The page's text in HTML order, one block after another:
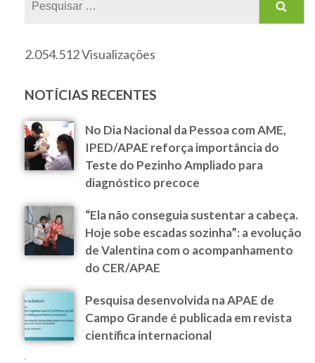
2.054.512 Visualizações
NOTÍCIAS RECENTES
No Dia Nacional da Pessoa com AME,
IPED/APAE reforça importância do
Teste do Pezinho Ampliado para
diagnóstico precoce
“Ela não conseguia sustentar a cabeça.
Hoje sobe escadas sozinha”: a evolução
de Valentina com o acompanhamento
do CER/APAE
Pesquisa desenvolvida na APAE de
Campo Grande é publicada em revista
científica internacional